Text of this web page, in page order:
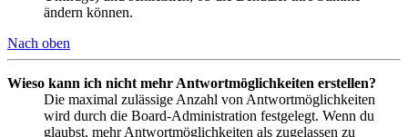
ändern können.
Nach oben
Wieso kann ich nicht mehr Antwortmöglichkeiten erstellen?
Die maximal zulässige Anzahl von Antwortmöglichkeiten
wird durch die Board-Administration festgelegt. Wenn du
glaubst, mehr Antwortmöglichkeiten als zugelassen zu